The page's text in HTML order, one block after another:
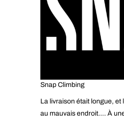
Snap Climbing
La livraison était longue, et
au mauvais endroit…. À